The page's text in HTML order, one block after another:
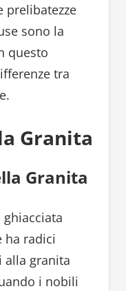
prelibatezze
sono la
questo
tra
Granita
Granita
ghiacciata
ha radici
granita
i nobili